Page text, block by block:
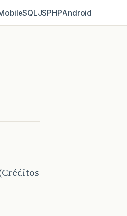
SQLJSPHPAndroid